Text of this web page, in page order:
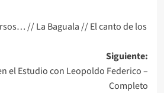
// La Baguala // El canto de los
Siguiente:
el Estudio con Leopoldo Federico –
Completo